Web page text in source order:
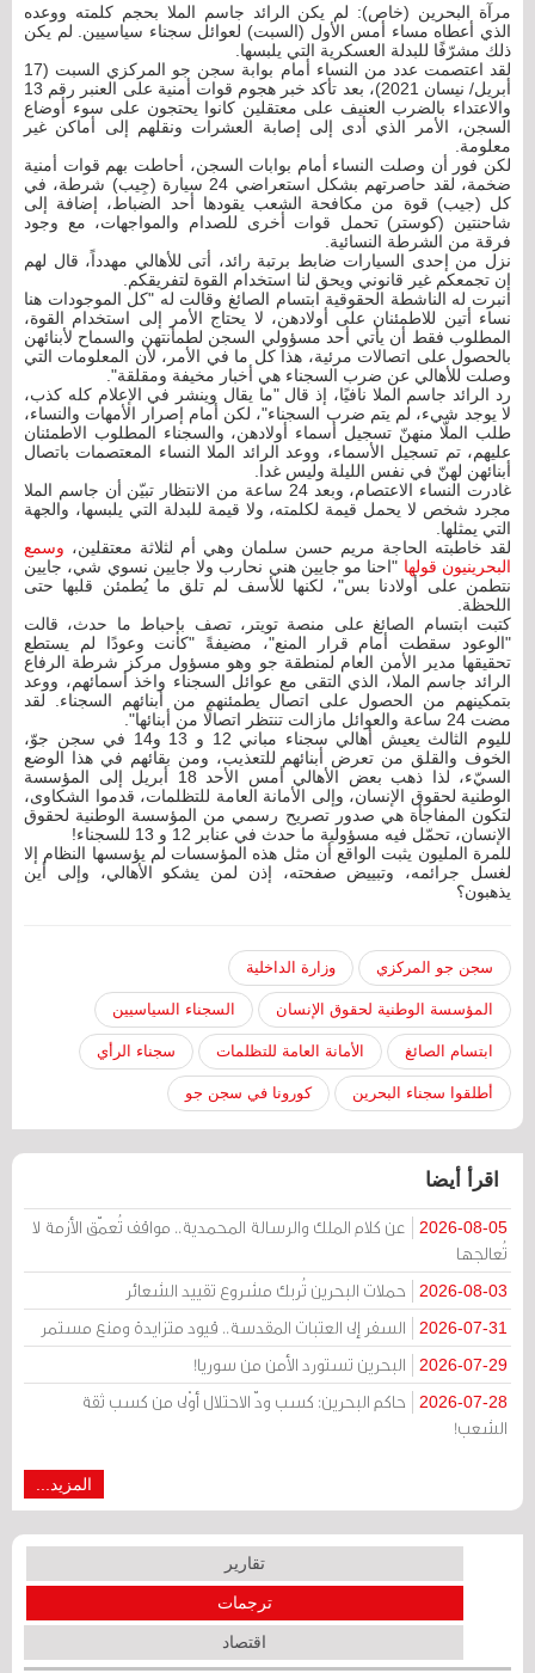
مرآة البحرين (خاص): لم يكن الرائد جاسم الملا بحجم كلمته ووعده
الذي أعطاه مساء أمس الأول (السبت) لعوائل سجناء سياسيين. لم يكن
ذلك مشرّفًا للبدلة العسكرية التي يلبسها.
لقد اعتصمت عدد من النساء أمام بوابة سجن جو المركزي السبت (17
أبريل/ نيسان 2021)، بعد تأكد خبر هجوم قوات أمنية على العنبر رقم 13
والاعتداء بالضرب العنيف على معتقلين كانوا يحتجون على سوء أوضاع
السجن، الأمر الذي أدى إلى إصابة العشرات ونقلهم إلى أماكن غير
معلومة.
لكن فور أن وصلت النساء أمام بوابات السجن، أحاطت بهم قوات أمنية
ضخمة، لقد حاصرتهم بشكل استعراضي 24 سيارة (جِيب) شرطة، في
كل (جيب) قوة من مكافحة الشعب يقودها أحد الضباط، إضافة إلى
شاحنتين (كوستر) تحمل قوات أخرى للصدام والمواجهات، مع وجود
فرقة من الشرطة النسائية.
نزل من إحدى السيارات ضابط برتبة رائد، أتى للأهالي مهدداً، قال لهم
إن تجمعكم غير قانوني ويحق لنا استخدام القوة لتفريقكم.
انبرت له الناشطة الحقوقية ابتسام الصائغ وقالت له "كل الموجودات هنا
نساء أتين للاطمئنان على أولادهن، لا يحتاج الأمر إلى استخدام القوة،
المطلوب فقط أن يأتي أحد مسؤولي السجن لطمأنتهن والسماح لأبنائهن
بالحصول على اتصالات مرئية، هذا كل ما في الأمر، لأن المعلومات التي
وصلت للأهالي عن ضرب السجناء هي أخبار مخيفة ومقلقة".
رد الرائد جاسم الملا نافيًا، إذ قال "ما يقال وينشر في الإعلام كله كذب،
لا يوجد شيء، لم يتم ضرب السجناء"، لكن أمام إصرار الأمهات والنساء،
طلب الملّا منهنّ تسجيل أسماء أولادهن، والسجناء المطلوب الاطمئنان
عليهم، تم تسجيل الأسماء، ووعد الرائد الملا النساء المعتصمات باتصال
أبنائهن لهنّ في نفس الليلة وليس غدا.
غادرت النساء الاعتصام، وبعد 24 ساعة من الانتظار تبيّن أن جاسم الملا
مجرد شخص لا يحمل قيمة لكلمته، ولا قيمة للبدلة التي يلبسها، والجهة
التي يمثلها.
لقد خاطبته الحاجة مريم حسن سلمان وهي أم لثلاثة معتقلين، وسمع
البحرينيون قولها "احنا مو جايين هني نحارب ولا جايين نسوي شي، جايين
نتطمن على أولادنا بس"، لكنها للأسف لم تلق ما يُطمئن قلبها حتى
اللحظة.
كتبت ابتسام الصائغ على منصة تويتر، تصف بإحباط ما حدث، قالت
"الوعود سقطت أمام قرار المنع"، مضيفةً "كانت وعودًا لم يستطع
تحقيقها مدير الأمن العام لمنطقة جو وهو مسؤول مركز شرطة الرفاع
الرائد جاسم الملا، الذي التقى مع عوائل السجناء واخذ أسمائهم، ووعد
بتمكينهم من الحصول على اتصال يطمئنهم من أبنائهم السجناء. لقد
مضت 24 ساعة والعوائل مازالت تنتظر اتصالًا من أبنائها".
لليوم الثالث يعيش أهالي سجناء مباني 12 و 13 و14 في سجن جوّ،
الخوف والقلق من تعرض أبنائهم للتعذيب، ومن بقائهم في هذا الوضع
السيّء، لذا ذهب بعض الأهالي أمس الأحد 18 أبريل إلى المؤسسة
الوطنية لحقوق الإنسان، وإلى الأمانة العامة للتظلمات، قدموا الشكاوى،
لتكون المفاجأة هي صدور تصريح رسمي من المؤسسة الوطنية لحقوق
الإنسان، تحمّل فيه مسؤولية ما حدث في عنابر 12 و 13 للسجناء!
للمرة المليون يثبت الواقع أن مثل هذه المؤسسات لم يؤسسها النظام إلا
لغسل جرائمه، وتبييض صفحته، إذن لمن يشكو الأهالي، وإلى أين
يذهبون؟
سجن جو المركزي وزارة الداخلية
المؤسسة الوطنية لحقوق الإنسان السجناء السياسيين
ابتسام الصائغ الأمانة العامة للتظلمات سجناء الرأي
أطلقوا سجناء البحرين كورونا في سجن جو
اقرأ أيضا
2026-08-05
عن كلام الملك والرسالة المحمدية.. مواقف تُعمّق الأزمة لا
تُعالجها
2026-08-03 حملات البحرين تُربك مشروع تقييد الشعائر
2026-07-31 السفر إلى العتبات المقدسة.. قيود متزايدة ومنع مستمر
2026-07-29 البحرين تستورد الأمن من سوريا!
2026-07-28
حاكم البحرين: كسب ودّ الاحتلال أوْلى من كسب ثقة
الشعب!
المزيد...
تقارير
ترجمات
اقتصاد